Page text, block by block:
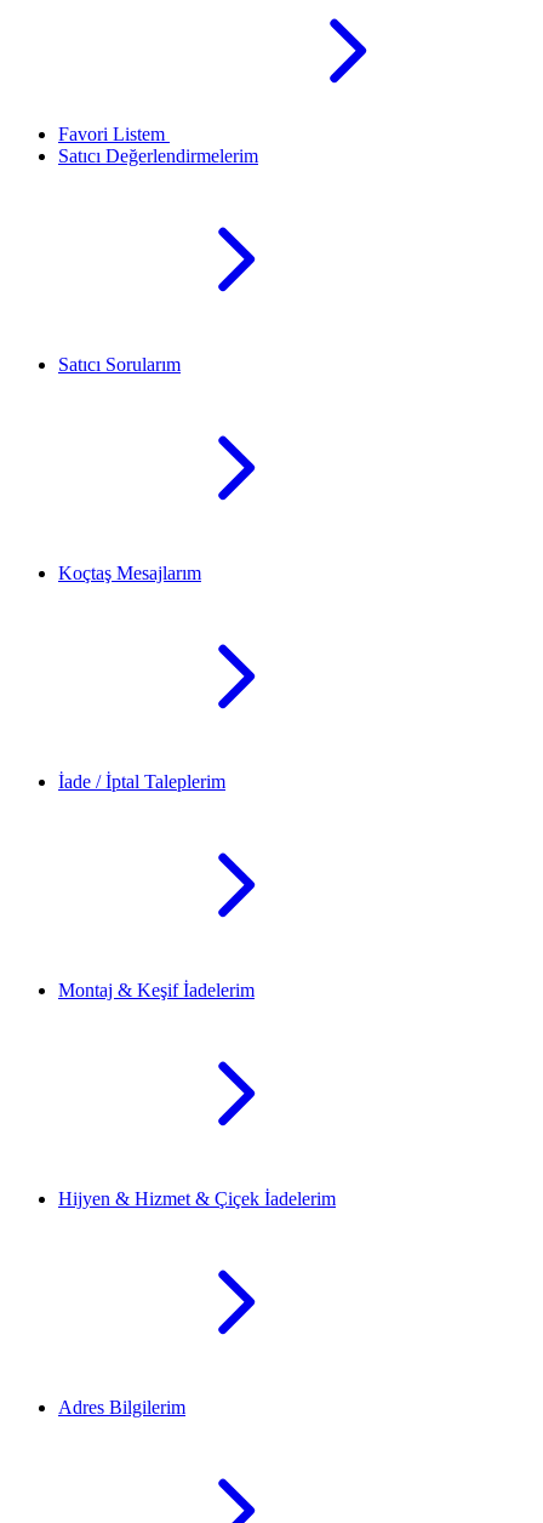
Favori Listem
Satıcı Değerlendirmelerim
Satıcı Sorularım
Koçtaş Mesajlarım
İade / İptal Taleplerim
Montaj & Keşif İadelerim
Hijyen & Hizmet & Çiçek İadelerim
Adres Bilgilerim